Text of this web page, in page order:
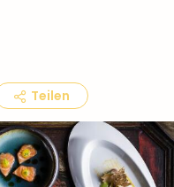
Teilen